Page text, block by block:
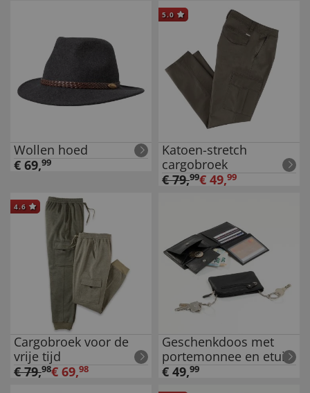
Wollen hoed
€ 69,99
5.0
Katoen-stretch
cargobroek
€79,99€ 49,99
4.6
Cargobroek voor de
vrije tijd
€79,98€ 69,98
Geschenkdoos met
portemonnee en etui
€ 49,99